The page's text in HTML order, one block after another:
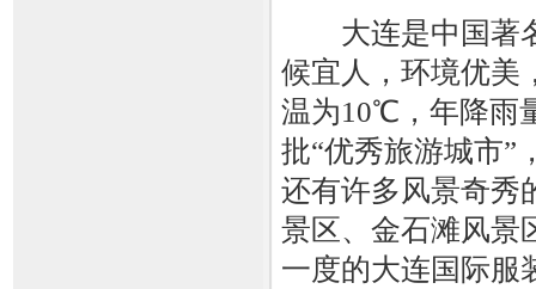
大连是中国著名
候宜人，环境优美
温为10℃，年降雨
批“优秀旅游城市”
还有许多风景奇秀
景区、金石滩风景
一度的大连国际服